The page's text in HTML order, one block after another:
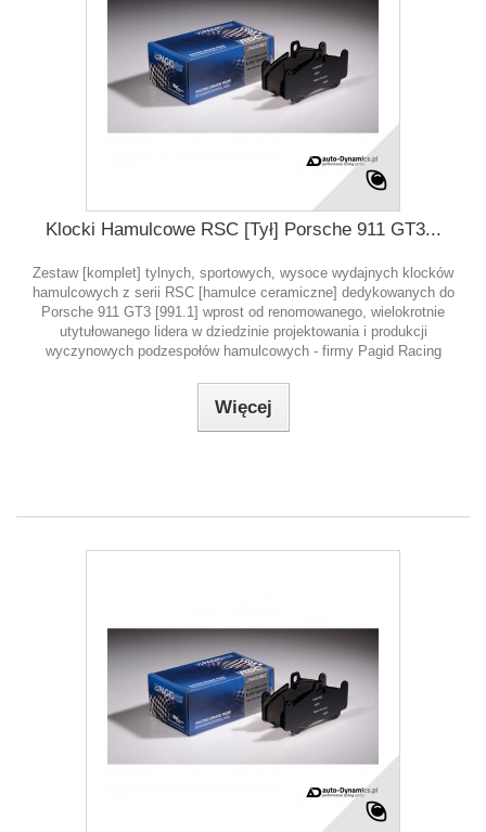
Klocki Hamulcowe RSC [Tył] Porsche 911 GT3...
Zestaw [komplet] tylnych, sportowych, wysoce wydajnych klocków
hamulcowych z serii RSC [hamulce ceramiczne] dedykowanych do
Porsche 911 GT3 [991.1] wprost od renomowanego, wielokrotnie
utytułowanego lidera w dziedzinie projektowania i produkcji
wyczynowych podzespołów hamulcowych - firmy Pagid Racing
Więcej